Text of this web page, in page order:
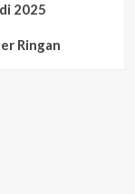
2025
Ringan